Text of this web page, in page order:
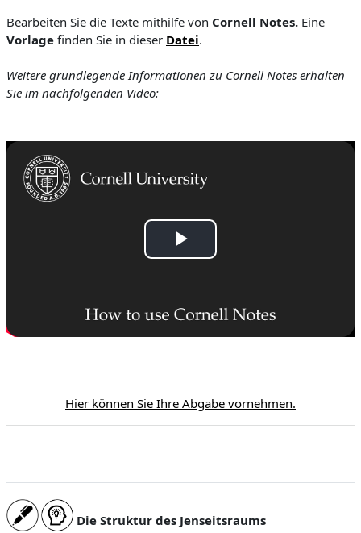
Bearbeiten Sie die Texte mithilfe von Cornell Notes. Eine
Vorlage finden Sie in dieser Datei.
Weitere grundlegende Informationen zu Cornell Notes erhalten
Sie im nachfolgenden Video:
R
p
o
c
Hier können Sie Ihre Abgabe vornehmen.
Die Struktur des Jenseitsraums